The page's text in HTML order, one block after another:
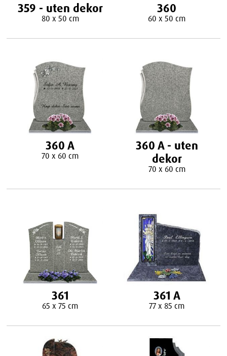
359 - uten dekor
80 x 50 cm
360
60 x 50 cm
360 A
70 x 60 cm
360 A - uten
dekor
70 x 60 cm
361
65 x 75 cm
361 A
77 x 85 cm